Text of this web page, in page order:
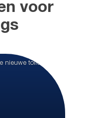
voor
nieuwe toiletten